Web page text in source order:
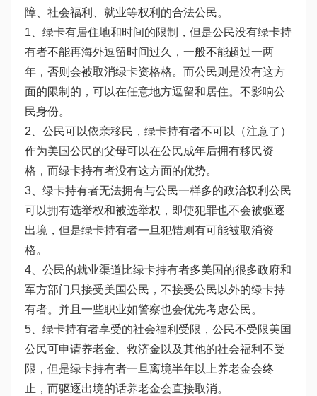
障、社会福利、就业等权利的合法公民。
1、绿卡有居住地和时间的限制，但是公民没有绿卡持
有者不能再海外逗留时间过久，一般不能超过一两
年，否则会被取消绿卡资格格。而公民则是没有这方
面的限制的，可以在任意地方逗留和居住。不影响公
民身份。
2、公民可以依亲移民，绿卡持有者不可以（注意了）
作为美国公民的父母可以在公民成年后拥有移民资
格，而绿卡持有者没有这方面的优势。
3、绿卡持有者无法拥有与公民一样多的政治权利公民
可以拥有选举权和被选举权，即使犯罪也不会被驱逐
出境，但是绿卡持有者一旦犯错则有可能被取消资
格。
4、公民的就业渠道比绿卡持有者多美国的很多政府和
军方部门只接受美国公民，不接受公民以外的绿卡持
有者。并且一些职业如警察也会优先考虑公民。
5、绿卡持有者享受的社会福利受限，公民不受限美国
公民可申请养老金、救济金以及其他的社会福利不受
限，但是绿卡持有者一旦离境半年以上养老金会终
止，而驱逐出境的话养老金会直接取消。